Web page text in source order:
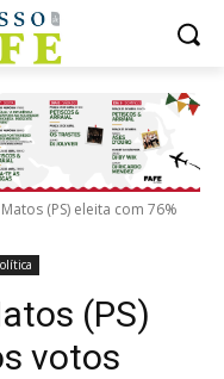
Matos (PS) eleita com 76%
(PS)
votos